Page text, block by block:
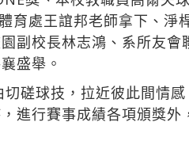
育處王誼邦老師拿下、淨
副校長林志鴻、系所友會
盛舉。
磋球技，拉近彼此間情
進行賽事成績各項頒獎外